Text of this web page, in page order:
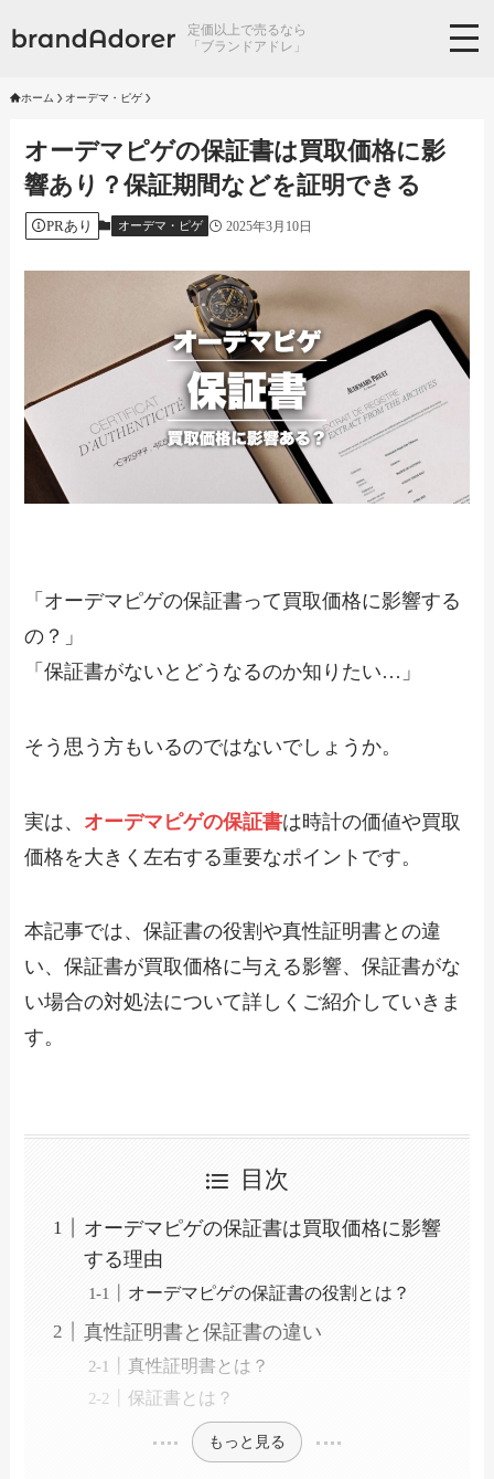
定価以上で売るなら
「ブランドアドレ」
ホーム オーデマ・ピゲ
オーデマピゲの保証書は買取価格に影
響あり？保証期間などを証明できる
PRあり オーデマ・ピゲ 2025年3月10日
「オーデマピゲの保証書って買取価格に影響する
の？」
「保証書がないとどうなるのか知りたい…」
そう思う方もいるのではないでしょうか。
実は、 オーデマピゲの保証書は時計の価値や買取
価格を大きく左右する重要なポイントです。
本記事では、保証書の役割や真性証明書との違
い、保証書が買取価格に与える影響、保証書がな
い場合の対処法について詳しくご紹介していきま
す。
目次
オーデマピゲの保証書は買取価格に影響
する理由
オーデマピゲの保証書の役割とは？
真性証明書と保証書の違い
真性証明書とは？
保証書とは？
もっと見る